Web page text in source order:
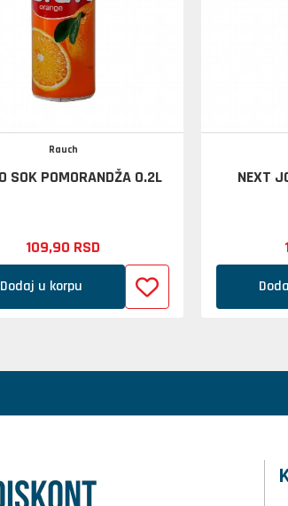
Rauch
SOK POMORANDŽA 0.2L
109,90 RSD
Dodaj u korpu
NEXT